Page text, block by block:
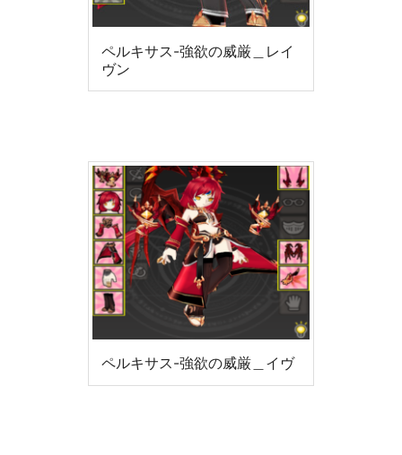
ペルキサス-強欲の威厳＿レイ
ヴン
ペルキサス-強欲の威厳＿イヴ